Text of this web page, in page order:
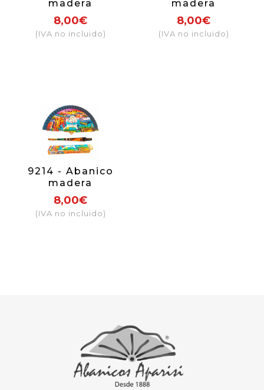
madera
sublimación
Camino de
Santiago
8,00€
(IVA no incluido)
madera
sublimación
Granada
trencadís
8,00€
(IVA no incluido)
9214 - Abanico
madera
sublimación
Costa del Sol
(surtido colores)
8,00€
(IVA no incluido)